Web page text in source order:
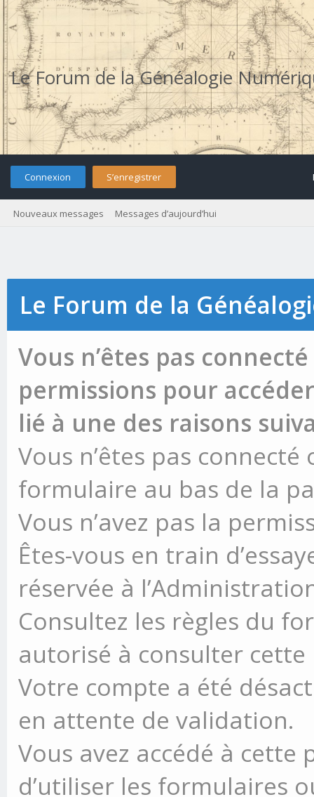
Le Forum de la Généalogie
Connexion S’enregistrer
Nouveaux messages Messages d’aujourd’hui
Le Forum de la
Vous n’êtes pas
permissions pour
lié à une des raisons
Vous n’êtes pas
formulaire au bas de la
Vous n’avez pas la
Êtes-vous en train
réservée à
Consultez les règles du
autorisé à consulter cette
Votre compte a été
en attente de validation.
Vous avez accédé à
d’utiliser les formulaires